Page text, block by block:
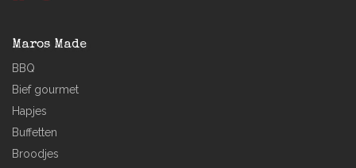
Maros Made
BBQ
Bief gourmet
Hapjes
Buffetten
Broodjes